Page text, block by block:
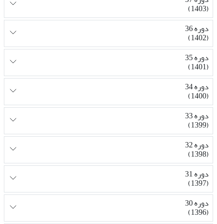
(1403)
دوره 36
(1402)
دوره 35
(1401)
دوره 34
(1400)
دوره 33
(1399)
دوره 32
(1398)
دوره 31
(1397)
دوره 30
(1396)